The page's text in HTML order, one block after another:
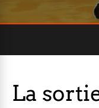
La